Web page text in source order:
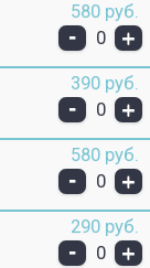
580 руб.
- 0 +
390 руб.
- 0 +
580 руб.
- 0 +
290 руб.
- 0 +